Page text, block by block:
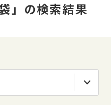
」の検索結果